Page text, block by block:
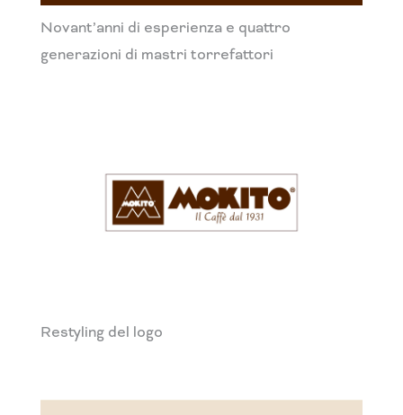
Novant’anni di esperienza e quattro
generazioni di mastri torrefattori
Restyling del logo